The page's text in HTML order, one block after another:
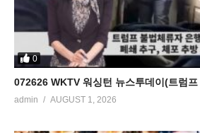
0
072626 WKTV 워싱턴 뉴스투데이(트럼프
admin AUGUST 1, 2026